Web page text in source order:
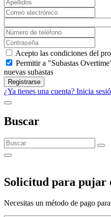
Acepto las condiciones del
Permitir a "Subastas
nuevas subastas
Registrarse
¿Ya tienes una cuenta? Inicia
Buscar
Solicitud para pujar
Necesitas un método de pago